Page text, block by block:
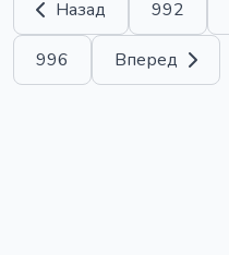
Назад 992
996 Вперед